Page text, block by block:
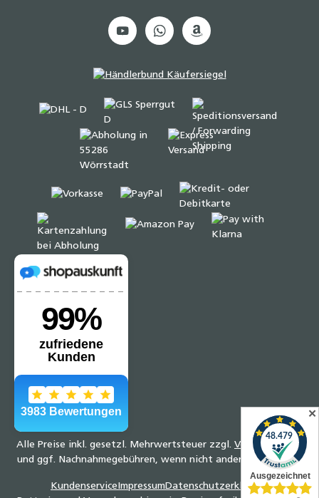
Alle Preise inkl. gesetzl. Mehrwertsteuer zzgl. Versandkosten
und ggf. Nachnahmegebühren, wenn nicht anders angegeben.
KundenserviceImpressumDatenschutzerklärung
✕